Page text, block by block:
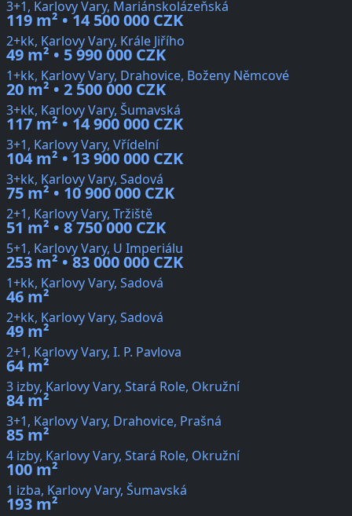
3+1, Karlovy Vary, Mariánskolázeňská
119 m² • 14 500 000 CZK
2+kk, Karlovy Vary, Krále Jiřího
49 m² • 5 990 000 CZK
1+kk, Karlovy Vary, Drahovice, Boženy Němcové
20 m² • 2 500 000 CZK
3+kk, Karlovy Vary, Šumavská
117 m² • 14 900 000 CZK
3+1, Karlovy Vary, Vřídelní
104 m² • 13 900 000 CZK
3+kk, Karlovy Vary, Sadová
75 m² • 10 900 000 CZK
2+1, Karlovy Vary, Tržiště
51 m² • 8 750 000 CZK
5+1, Karlovy Vary, U Imperiálu
253 m² • 83 000 000 CZK
1+kk, Karlovy Vary, Sadová
46 m²
2+kk, Karlovy Vary, Sadová
49 m²
2+1, Karlovy Vary, I. P. Pavlova
64 m²
3 izby, Karlovy Vary, Stará Role, Okružní
84 m²
3+1, Karlovy Vary, Drahovice, Prašná
85 m²
4 izby, Karlovy Vary, Stará Role, Okružní
100 m²
1 izba, Karlovy Vary, Šumavská
193 m²